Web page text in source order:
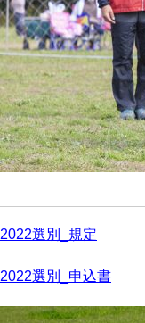
2022選別_規定
2022選別_申込書